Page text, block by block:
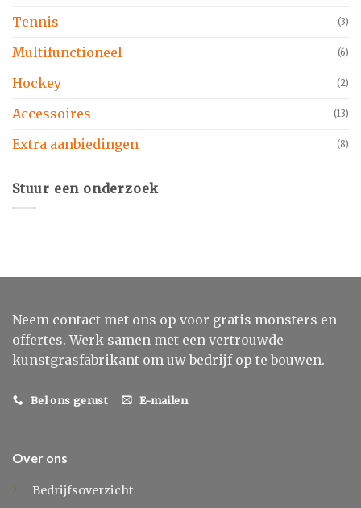
Tennis (3)
Multifunctioneel (6)
Hockey (2)
Accessoires (13)
Extra aanbiedingen (8)
Stuur een onderzoek
Neem contact met ons op voor gratis monsters en
offertes. Werk samen met een vertrouwde
kunstgrasfabrikant om uw bedrijf op te bouwen.
Bel ons gerust E-mailen
Over ons
Bedrijfsoverzicht